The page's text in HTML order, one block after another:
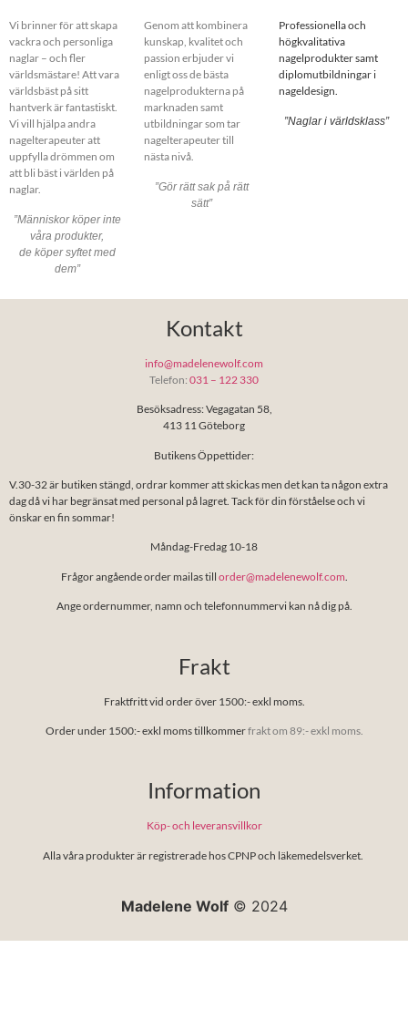
Vi brinner för att skapa
vackra och personliga
naglar – och fler
världsmästare! Att vara
världsbäst på sitt
hantverk är fantastiskt.
Vi vill hjälpa andra
nagelterapeuter att
uppfylla drömmen om
att bli bäst i världen på
naglar.
”Människor köper inte
våra produkter,
de köper syftet med
dem”
Genom att kombinera
kunskap, kvalitet och
passion erbjuder vi
enligt oss de bästa
nagelprodukterna på
marknaden samt
utbildningar som tar
nagelterapeuter till
nästa nivå.
”Gör rätt sak på rätt
sätt”
Professionella och
högkvalitativa
nagelprodukter samt
diplomutbildningar i
nageldesign.
”Naglar i världsklass”
Kontakt
info@madelenewolf.com
Telefon: 031 – 122 330
Besöksadress: Vegagatan 58,
413 11 Göteborg
Butikens Öppettider:
V.30-32 är butiken stängd, ordrar kommer att skickas men det kan ta någon extra
dag då vi har begränsat med personal på lagret. Tack för din förståelse och vi
önskar en fin sommar!
Måndag-Fredag 10-18
Frågor angående order mailas till order@madelenewolf.com
Ange ordernummer, namn och telefonnummervi kan nå dig på.
Frakt
Fraktfritt vid order över 1500:- exkl moms.
Order under 1500:- exkl moms tillkommerfrakt om 89:- exkl moms.
Information
Köp- och leveransvillkor
Alla våra produkter är registrerade hos CPNP och läkemedelsverket.
Madelene Wolf© 2024